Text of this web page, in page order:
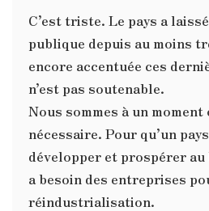
C’est triste. Le pays a
publique depuis au moins
encore accentuée ces
n’est pas soutenable.
Nous sommes à un
nécessaire. Pour qu’un
développer et prospérer
a besoin des entreprises
réindustrialisation.